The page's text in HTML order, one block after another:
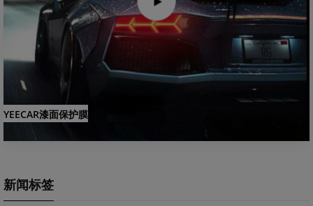
YEECAR漆面保护膜
新闻标签